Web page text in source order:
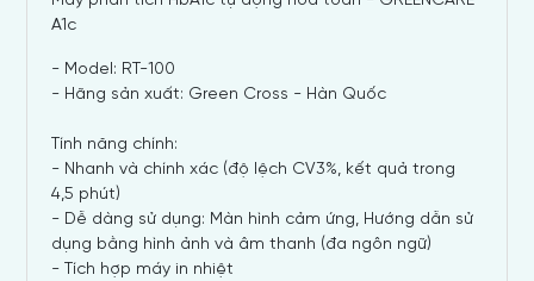
A1c
- Model: RT-100
- Hãng sản xuất: Green Cross - Hàn Quốc
Tính năng chính:
- Nhanh và chính xác (độ lệch CV3%, kết quả trong
4,5 phút)
- Dễ dàng sử dụng: Màn hình cảm ứng, Hướng dẫn sử
dụng bằng hình ảnh và âm thanh (đa ngôn ngữ)
- Tích hợp máy in nhiệt